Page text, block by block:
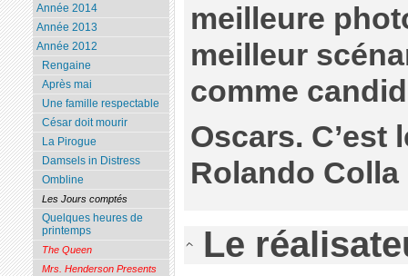
meilleure
meilleur
comme
Oscars. C’est
Rolando Colla
Le
Année 2014
Année 2013
Année 2012
Rengaine
Après mai
Une famille respectable
César doit mourir
La Pirogue
Damsels in Distress
Ombline
Les Jours comptés
Quelques heures de
printemps
The Queen
Mrs. Henderson Presents